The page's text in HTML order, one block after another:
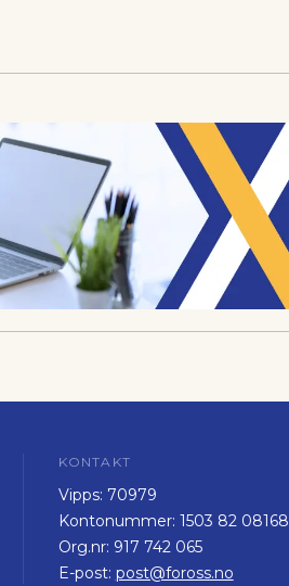
KONTAKT
Vipps: 70979
Kontonummer: 1503 82 08168
Org.nr: 917 742 065
E-post: post@foross.no